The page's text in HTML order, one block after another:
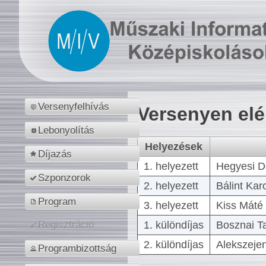
Versenyfelhívás
Lebonyolítás
Díjazás
Szponzorok
Program
Regisztráció
Programbizottság
Versenyen
Helyezések
1. helyezett
Hegyesi
2. helyezett
Bálint
3. helyezett
Kiss
1. különdíjas
Bosznai
2. különdíjas